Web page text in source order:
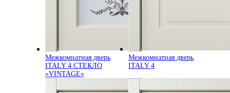
Межкомнатная дверь
ITALY 4 СТЕКЛО
«VINTAGE»
Межкомнатная дверь
ITALY 4